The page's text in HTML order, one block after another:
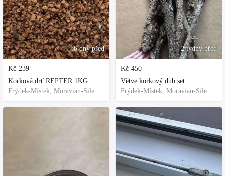
6 dny před
Kč 239
Korková drť REPTER 1KG
Frýdek-Místek, Moravian-Silesian Region,Others
2 týdny před
Kč 450
Větve korkový dub set
Frýdek-Místek, Moravian-Silesian Region,Others